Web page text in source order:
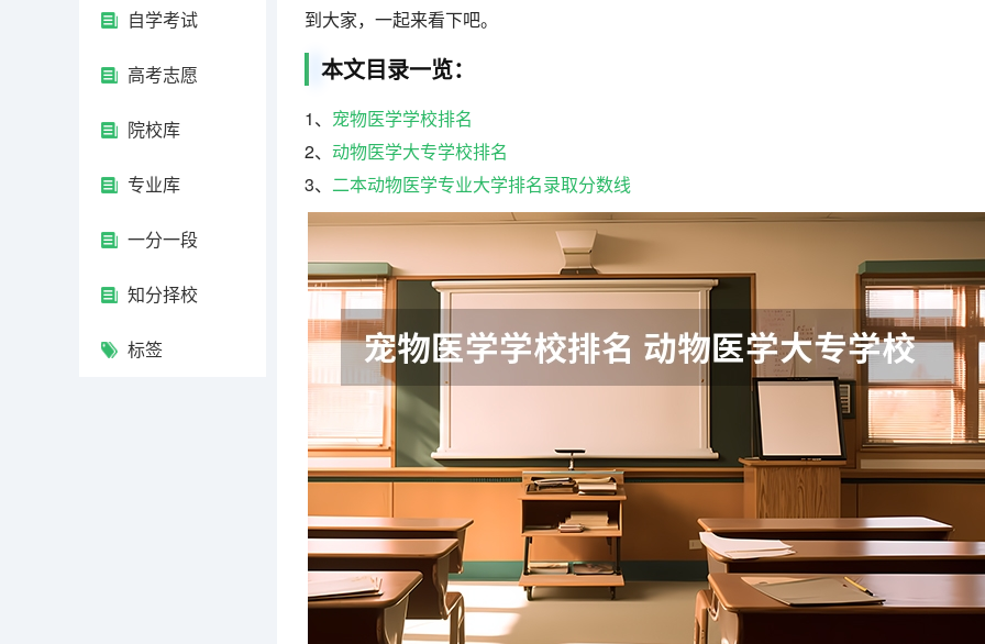
自学考试
高考志愿
院校库
专业库
一分一段
知分择校
标签
到大家，一起来看下吧。
本文目录一览：
1、 宠物医学学校排名
2、 动物医学大专学校排名
3、 二本动物医学专业大学排名录取分数线